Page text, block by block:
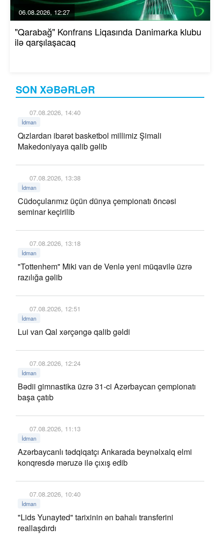
SON XƏBƏRLƏR
07.08.2026, 14:40
İdman
Qızlardan ibarət basketbol millimiz Şimali
Makedoniyaya qalib gəlib
07.08.2026, 13:38
İdman
Cüdoçularımız üçün dünya çempionatı öncəsi
seminar keçirilib
07.08.2026, 13:18
İdman
"Tottenhem" Miki van de Venlə yeni müqavilə üzrə
razılığa gəlib
07.08.2026, 12:51
İdman
Lui van Qal xərçəngə qalib gəldi
07.08.2026, 12:24
İdman
Bədii gimnastika üzrə 31-ci Azərbaycan çempionatı
başa çatıb
07.08.2026, 11:13
İdman
Azərbaycanlı tədqiqatçı Ankarada beynəlxalq elmi
konqresdə məruzə ilə çıxış edib
07.08.2026, 10:40
İdman
"Lids Yunayted" tarixinin ən bahalı transferini
reallaşdırdı
06.08.2026, 12:27
"Qarabağ" Konfrans Liqasında Danimarka klubu
ilə qarşılaşacaq